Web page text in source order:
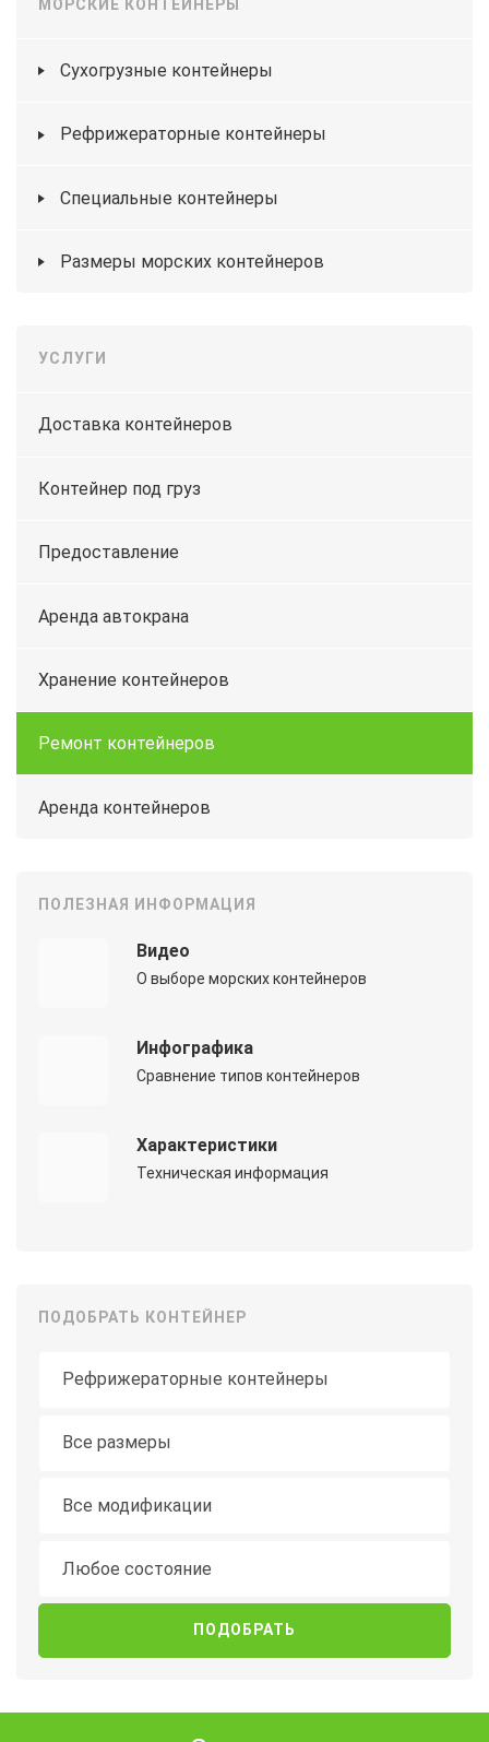
МОРСКИЕ КОНТЕЙНЕРЫ
Сухогрузные контейнеры
Рефрижераторные контейнеры
Специальные контейнеры
Размеры морских контейнеров
УСЛУГИ
Доставка контейнеров
Контейнер под груз
Предоставление
Аренда автокрана
Хранение контейнеров
Ремонт контейнеров
Аренда контейнеров
ПОЛЕЗНАЯ ИНФОРМАЦИЯ
Видео
О выборе морских контейнеров
Инфографика
Сравнение типов контейнеров
Характеристики
Техническая информация
ПОДОБРАТЬ КОНТЕЙНЕР
Все размеры
Все модификации
Любое состояние